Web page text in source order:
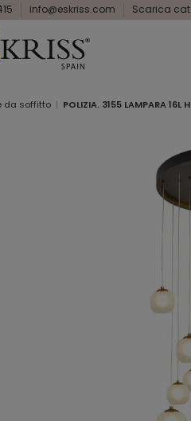
info@eskriss.com Scarica
da soffitto POLIZIA. 3155 LAMPARA 16L